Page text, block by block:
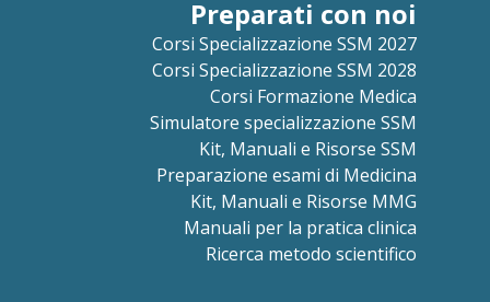
Preparati con noi
Corsi Specializzazione SSM 2027
Corsi Specializzazione SSM 2028
Corsi Formazione Medica
Simulatore specializzazione SSM
Kit, Manuali e Risorse SSM
Preparazione esami di Medicina
Kit, Manuali e Risorse MMG
Manuali per la pratica clinica
Ricerca metodo scientifico